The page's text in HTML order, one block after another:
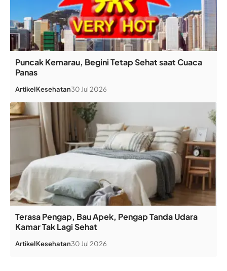
Puncak Kemarau, Begini Tetap Sehat saat Cuaca
Panas
ArtikelKesehatan30 Jul 2026
Terasa Pengap, Bau Apek, Pengap Tanda Udara
Kamar Tak Lagi Sehat
ArtikelKesehatan30 Jul 2026